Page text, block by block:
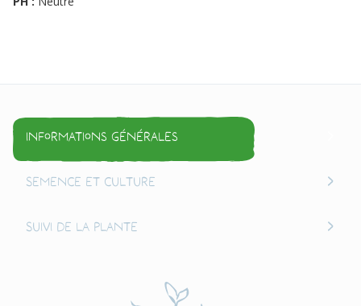
Informations générales
Semence et culture
Suivi de la plante